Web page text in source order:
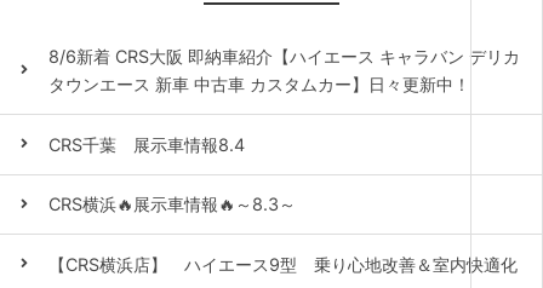
8/6新着 CRS大阪 即納車紹介【ハイエース キャラバン デリカ
タウンエース 新車 中古車 カスタムカー】日々更新中！
CRS千葉 展示車情報8.4
CRS横浜🔥展示車情報🔥～8.3～
【CRS横浜店】 ハイエース9型 乗り心地改善＆室内快適化